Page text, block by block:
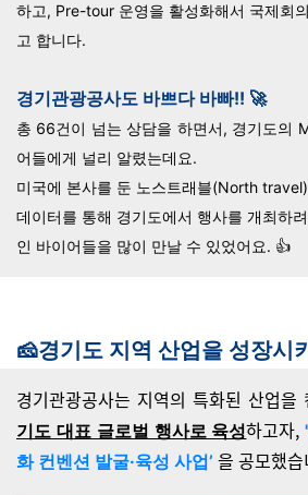
하고, Pre-tour 운영을 활성화해서 국제회
고 합니다.
경기관광공사도 바쁘다 바빠!! 🚀
총 66건이 넘는 상담을 하면서, 경기도의
어들에게 널리 알렸는데요.
미국에 본사를 둔 노스트래블(North
데이터를 통해 경기도에서 행사를 개최하
인 바이어들을 많이 만날 수 있었어요. 👍
🧀경기도 지역 산업을 성장시
경기관광공사는 지역의 특화된 산업을
기도 대표 글로벌 행사로 육성하고자,
화 컨벤션 발굴·육성 사업’ 을 공모했